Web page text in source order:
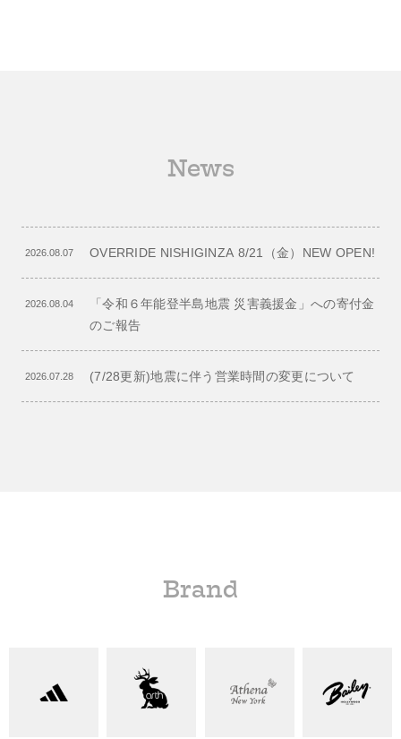
News
2026.08.07 OVERRIDE NISHIGINZA 8/21（金）NEW OPEN!
2026.08.04
「令和６年能登半島地震 災害義援金」への寄付金
のご報告
2026.07.28 (7/28更新)地震に伴う営業時間の変更について
Brand